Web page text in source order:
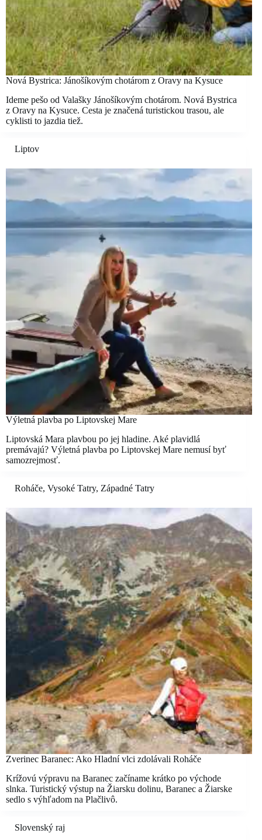
Nová Bystrica: Jánošíkovým chotárom z Oravy na Kysuce
Ideme pešo od Valašky Jánošíkovým chotárom. Nová Bystrica
z Oravy na Kysuce. Cesta je značená turistickou trasou, ale
cyklisti to jazdia tiež.
Liptov
Výletná plavba po Liptovskej Mare
Liptovská Mara plavbou po jej hladine. Aké plavidlá
premávajú? Výletná plavba po Liptovskej Mare nemusí byť
samozrejmosť.
Roháče, Vysoké Tatry, Západné Tatry
Zverinec Baranec: Ako Hladní vlci zdolávali Roháče
Krížovú výpravu na Baranec začíname krátko po východe
slnka. Turistický výstup na Žiarsku dolinu, Baranec a Žiarske
sedlo s výhľadom na Plačlivô.
Slovenský raj